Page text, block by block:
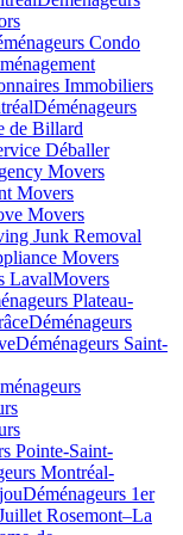
Condo
Immobiliers
Déménageurs
de Billard
Déballer
Movers
Movers
Movers
Junk Removal
Movers
LavalMovers
Plateau-
Déménageurs
Déménageurs Saint-
Pointe-Saint-
Montréal-
Déménageurs 1er
Rosemont–La